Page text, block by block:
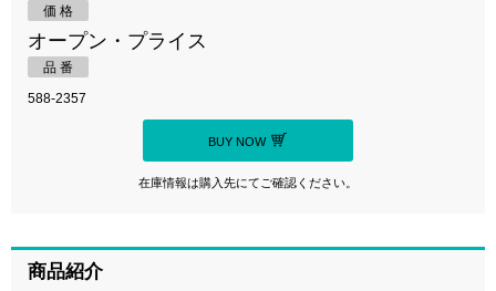
価 格
オープン・プライス
品 番
588-2357
BUY NOW
在庫情報は購入先にてご確認ください。
商品紹介